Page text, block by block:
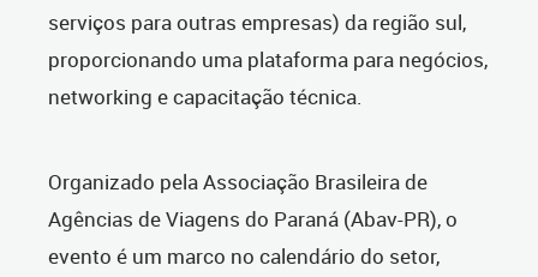
serviços para outras empresas) da região sul,
proporcionando uma plataforma para negócios,
networking e capacitação técnica.
Organizado pela Associação Brasileira de
Agências de Viagens do Paraná (Abav-PR), o
evento é um marco no calendário do setor,